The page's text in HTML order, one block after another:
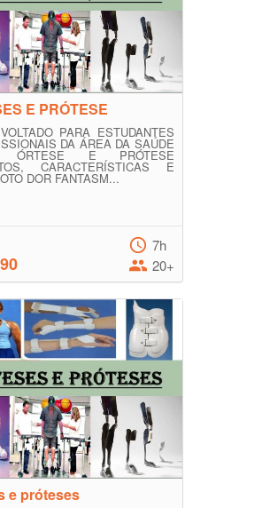
E PRÓTESE
PARA ESTUDANTES
DA ÁREA DA SAÚDE
ÓRTESE E PRÓTESE
CARACTERÍSTICAS E
DOR FANTASM...
7h
20+
e próteses